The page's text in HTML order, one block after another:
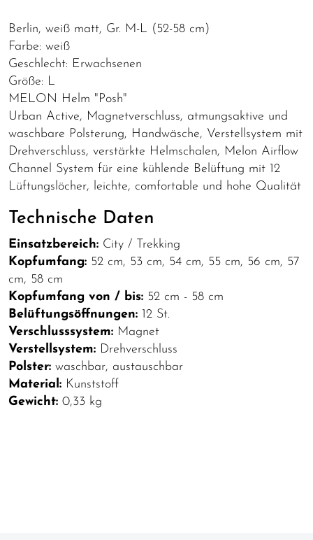
Berlin, weiß matt, Gr. M-L (52-58 cm)
Farbe: weiß
Geschlecht: Erwachsenen
Größe: L
MELON Helm "Posh"
Urban Active, Magnetverschluss, atmungsaktive und
waschbare Polsterung, Handwäsche, Verstellsystem mit
Drehverschluss, verstärkte Helmschalen, Melon Airflow
Channel System für eine kühlende Belüftung mit 12
Lüftungslöcher, leichte, comfortable und hohe Qualität
Technische Daten
Einsatzbereich: City / Trekking
Kopfumfang: 52 cm, 53 cm, 54 cm, 55 cm, 56 cm, 57
cm, 58 cm
Kopfumfang von / bis: 52 cm - 58 cm
Belüftungsöffnungen: 12 St.
Verschlusssystem: Magnet
Verstellsystem: Drehverschluss
Polster: waschbar, austauschbar
Material: Kunststoff
Gewicht: 0,33 kg